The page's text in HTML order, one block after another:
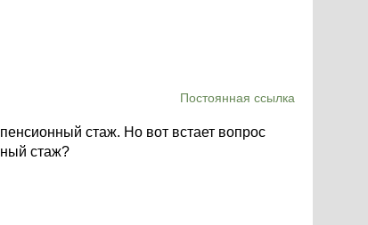
Постоянная ссылка
стаж. Но вот встает вопрос
стаж?